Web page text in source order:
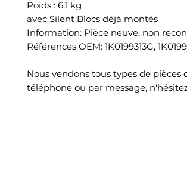
Poids : 6.1 kg
avec Silent Blocs déjà montés
Information: Pièce neuve, non
Références OEM: 1K0199313G,
Nous vendons tous types de
téléphone ou par message,